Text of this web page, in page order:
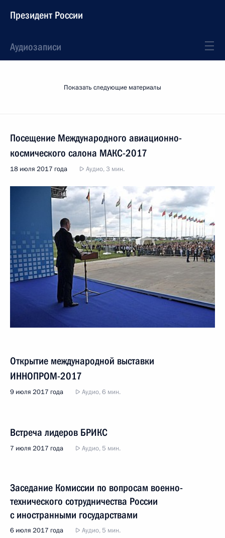
Президент России
Аудиозаписи
Показать следующие материалы
Посещение Международного авиационно-
космического салона МАКС-2017
18 июля 2017 года Аудио, 3 мин.
Открытие международной выставки
ИННОПРОМ-2017
9 июля 2017 года Аудио, 6 мин.
Встреча лидеров БРИКС
7 июля 2017 года Аудио, 5 мин.
Заседание Комиссии по вопросам военно-
технического сотрудничества России
с иностранными государствами
6 июля 2017 года Аудио, 5 мин.